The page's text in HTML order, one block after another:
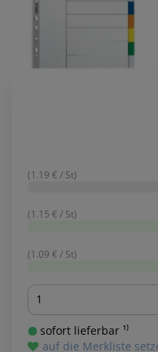
(1.19 € / St)
(1.15 € / St)
(1.09 € / St)
Menge
sofort lieferbar ¹⁾
auf die Merkliste